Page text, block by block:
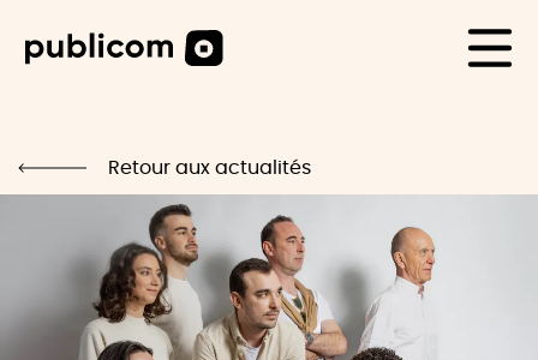
CAS CLIENTS
Blog
Carrière
Contact
Retour aux actualités